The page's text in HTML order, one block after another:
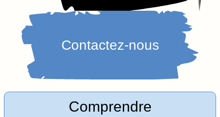
Contactez-nous
Comprendre